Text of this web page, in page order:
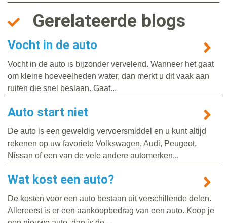
Gerelateerde blogs
Vocht in de auto
Vocht in de auto is bijzonder vervelend. Wanneer het gaat
om kleine hoeveelheden water, dan merkt u dit vaak aan
ruiten die snel beslaan. Gaat...
Auto start niet
De auto is een geweldig vervoersmiddel en u kunt altijd
rekenen op uw favoriete Volkswagen, Audi, Peugeot,
Nissan of een van de vele andere automerken...
Wat kost een auto?
De kosten voor een auto bestaan uit verschillende delen.
Allereerst is er een aankoopbedrag van een auto. Koop je